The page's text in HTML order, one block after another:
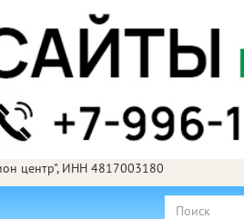
центр", ИНН 4817003180